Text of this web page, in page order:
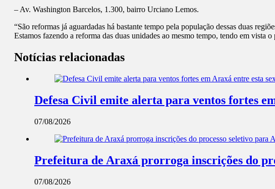
– Av. Washington Barcelos, 1.300, bairro Urciano Lemos.
“São reformas já aguardadas há bastante tempo pela população dessas duas
Estamos fazendo a reforma das duas unidades ao mesmo tempo, tendo em vista
Notícias relacionadas
Defesa Civil emite alerta para ventos fortes
07/08/2026
Prefeitura de Araxá prorroga inscrições do
07/08/2026